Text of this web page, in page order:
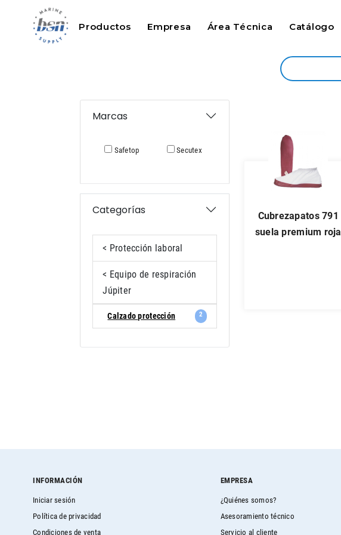
Productos Empresa Área Técnica Catálogo
Marcas
Safetop Secutex
Categorías
< Protección laboral
< Equipo de respiración
Júpiter
Calzado protección 2
cubrezapatos 791
suela premium roja
INFORMACIÓN
Iniciar sesión
Política de privacidad
Condiciones de venta
EMPRESA
¿Quiénes somos?
Asesoramiento técnico
Servicio al cliente